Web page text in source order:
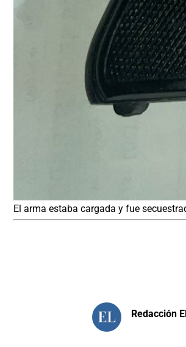
El arma estaba cargada y fue
Redacción